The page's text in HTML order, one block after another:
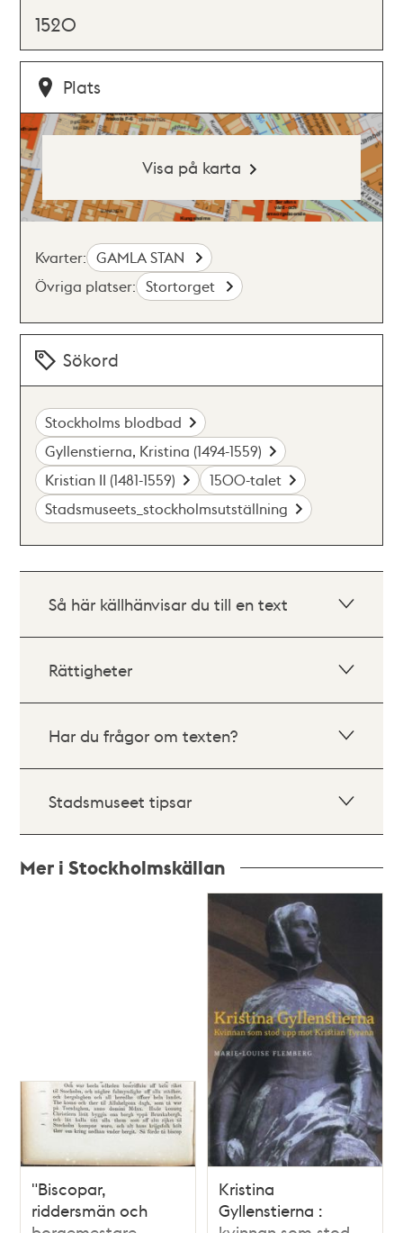
1520
Plats
Visa på karta
Kvarter: GAMLA STAN
Övriga platser: Stortorget
Sökord
Stockholms blodbad
Gyllenstierna, Kristina (1494-1559)
Kristian II (1481-1559)
1500-talet
Stadsmuseets_stockholmsutställning
Så här källhänvisar du till en text
Rättigheter
Har du frågor om texten?
Stadsmuseet tipsar
Mer i Stockholmskällan
"Biscopar,
riddersmän och
Kristina
Gyllenstierna :